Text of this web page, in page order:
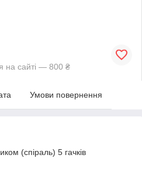
на сайті — 800 ₴
Умови повернення
(спіраль) 5 гачків